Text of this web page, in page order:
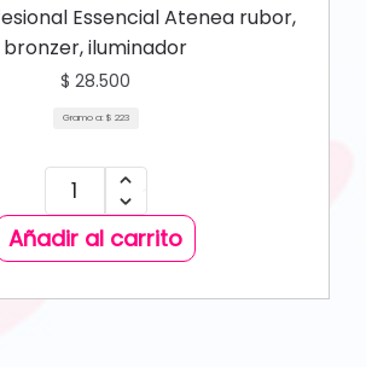
Essencial Atenea rubor,
bronzer, iluminador
$ 28.500
Gramo a: $ 223
Añadir al carrito